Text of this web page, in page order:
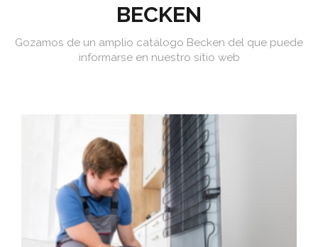
BECKEN
Gozamos de un amplio catálogo Becken del que puede
informarse en nuestro sitio web